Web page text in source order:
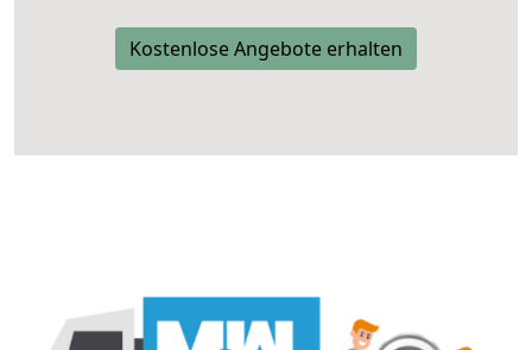
Kostenlose Angebote erhalten